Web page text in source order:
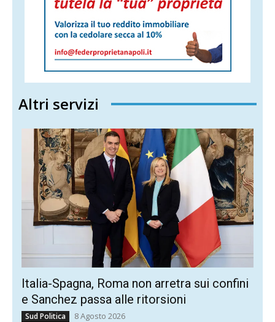
Altri servizi
Italia-Spagna, Roma non arretra sui confini
e Sanchez passa alle ritorsioni
Sud Politica 8 Agosto 2026